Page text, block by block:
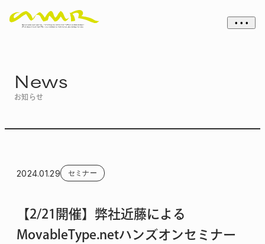
• • •
News
お知らせ
2024.01.29 セミナー
【2/21開催】弊社近藤による
MovableType.netハンズオンセミナー